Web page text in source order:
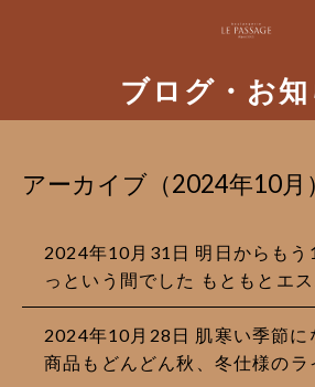
ブログ・お
アーカイブ（2024年10月）
2024年10月31日 明日からもう
っという間でした もともとエ
2024年10月28日 肌寒い季節に
商品もどんどん秋、冬仕様のラ